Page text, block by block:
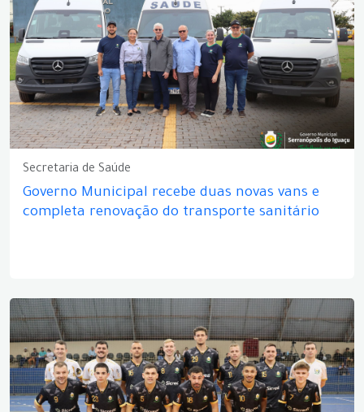
Secretaria de Saúde
Governo Municipal recebe duas novas vans e
completa renovação do transporte sanitário